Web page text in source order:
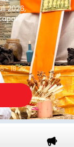
2026,
berkisar
- 18:22